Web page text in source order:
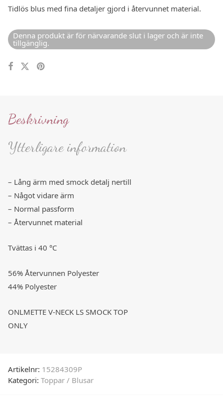
Tidlös blus med fina detaljer gjord i återvunnet material.
Denna produkt är för närvarande slut i lager och är inte
tillgänglig.
Beskrivning
Ytterligare information
– Lång ärm med smock detalj nertill
– Något vidare ärm
– Normal passform
– Återvunnet material
Tvättas i 40 °C
56% Återvunnen Polyester
44% Polyester
ONLMETTE V-NECK LS SMOCK TOP
ONLY
Artikelnr: 15284309P
Kategori: Toppar / Blusar